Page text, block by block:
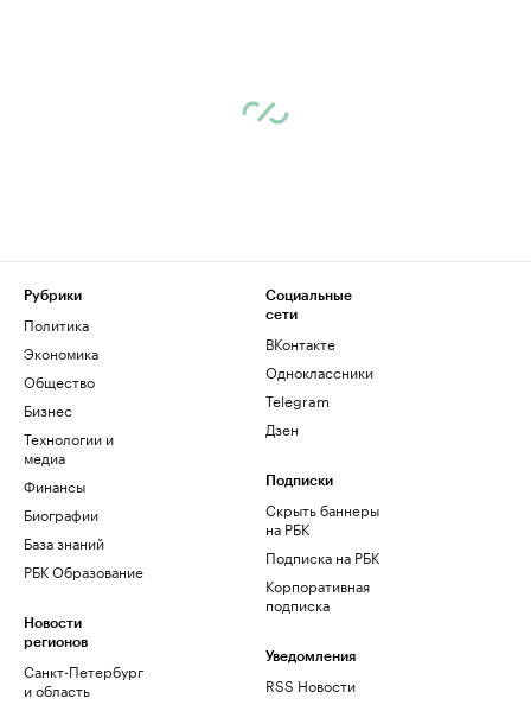
Рубрики
Политика
Экономика
Общество
Бизнес
Технологии и
медиа
Финансы
Биографии
База знаний
РБК Образование
Новости
регионов
Санкт-Петербург
и область
Социальные
сети
ВКонтакте
Одноклассники
Telegram
Дзен
Подписки
Скрыть баннеры
на РБК
Подписка на РБК
Корпоративная
подписка
Уведомления
RSS Новости